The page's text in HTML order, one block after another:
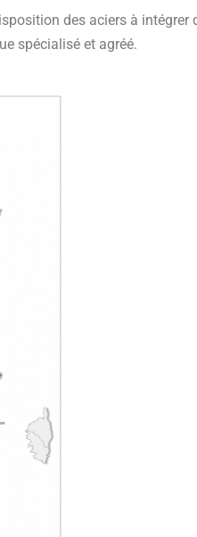
des aciers à intégrer
spécialisé et agréé.